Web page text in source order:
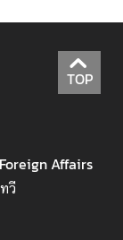
TOP
Affairs
วี